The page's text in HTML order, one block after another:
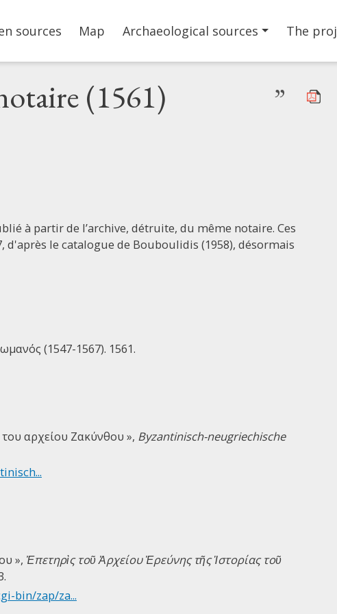
navigation
sources Map Archaeological sources The
(1561) ”
à partir de l’archive, détruite, du même notaire. Ces
d'après le catalogue de Bouboulidis (1958), désormais
(1547-1567). 1561.
αρχείου Ζακύνθου », Byzantinisch-neugriechische
», Ἐπετηρὶς τοῦ Ἀρχείου Ἐρεύνης τῆς Ἱστορίας τοῦ
bin/zap/za...